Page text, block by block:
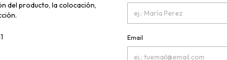
del producto, la colocación,
Email